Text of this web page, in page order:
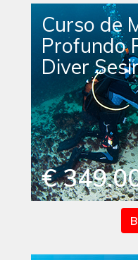
Curso de
Profundo
Diver
€